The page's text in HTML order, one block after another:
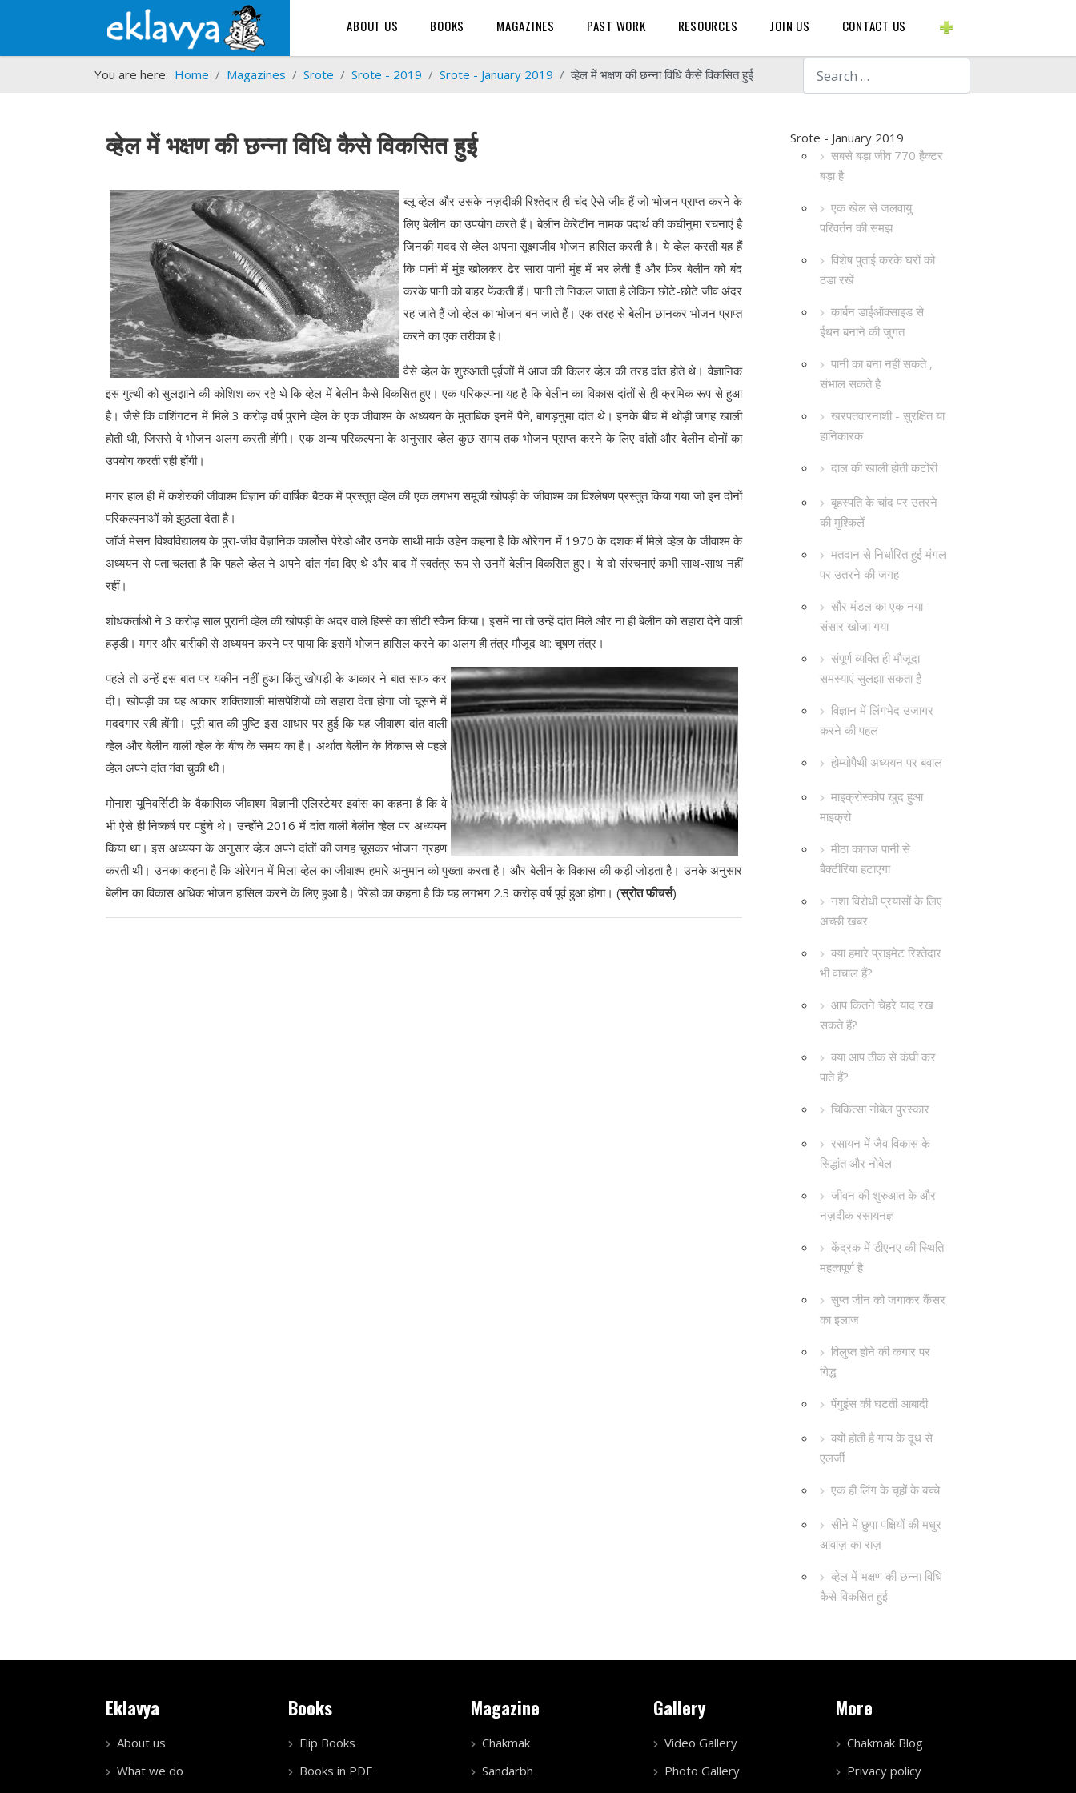
Search
ABOUT US BOOKS MAGAZINES PAST WORK RESOURCES JOIN US CONTACT US
You are here: Home Magazines Srote Srote - 2019 Srote - January 2019 व्हेल में भक्षण की छन्ना विधि कैसे विकसित हुई
Srote - January 2019
सबसे बड़ा जीव 770 हैक्टर
बड़ा है
एक खेल से जलवायु
परिवर्तन की समझ
विशेष पुताई करके घरों को
ठंडा रखें
कार्बन डाईऑक्साइड से
ईधन बनाने की जुगत
पानी का बना नहीं सकते ,
संभाल सकते है
खरपतवारनाशी - सुरक्षित या
हानिकारक
दाल की खाली होती कटोरी
बृहस्पति के चांद पर उतरने
की मुश्किलें
मतदान से निर्धारित हुई मंगल
पर उतरने की जगह
सौर मंडल का एक नया
संसार खोजा गया
संपूर्ण व्यक्ति ही मौजूदा
समस्याएं सुलझा सकता है
विज्ञान में लिंगभेद उजागर
करने की पहल
होम्योपैथी अध्ययन पर बवाल
माइक्रोस्कोप खुद हुआ
माइक्रो
मीठा कागज पानी से
बैक्टीरिया हटाएगा
नशा विरोधी प्रयासों के लिए
अच्छी खबर
क्या हमारे प्राइमेट रिश्तेदार
भी वाचाल हैं?
आप कितने चेहरे याद रख
सकते हैं?
क्या आप ठीक से कंघी कर
पाते हैं?
चिकित्सा नोबेल पुरस्कार
रसायन में जैव विकास के
सिद्धांत और नोबेल
जीवन की शुरुआत के और
नज़दीक रसायनज्ञ
केंद्रक में डीएनए की स्थिति
महत्वपूर्ण है
सुप्त जीन को जगाकर कैंसर
का इलाज
विलुप्त होने की कगार पर
गिद्ध
पेंगुइंस की घटती आबादी
क्यों होती है गाय के दूध से
एलर्जी
एक ही लिंग के चूहों के बच्चे
सीने में छुपा पक्षियों की मधुर
आवाज़ का राज़
व्हेल में भक्षण की छन्ना विधि
कैसे विकसित हुई
व्हेल में भक्षण की छन्ना विधि कैसे विकसित हुई
ब्लू व्हेल और उसके नज़दीकी रिश्तेदार ही चंद ऐसे जीव हैं जो भोजन प्राप्त करने के
लिए बेलीन का उपयोग करते हैं। बेलीन केरेटीन नामक पदार्थ की कंघीनुमा रचनाएं है
जिनकी मदद से व्हेल अपना सूक्ष्मजीव भोजन हासिल करती है। ये व्हेल करती यह हैं
कि पानी में मुंह खोलकर ढेर सारा पानी मुंह में भर लेती हैं और फिर बेलीन को बंद
करके पानी को बाहर फेंकती हैं। पानी तो निकल जाता है लेकिन छोटे-छोटे जीव अंदर
रह जाते हैं जो व्हेल का भोजन बन जाते हैं। एक तरह से बेलीन छानकर भोजन प्राप्त
करने का एक तरीका है।
वैसे व्हेल के शुरुआती पूर्वजों में आज की किलर व्हेल की तरह दांत होते थे। वैज्ञानिक
इस गुत्थी को सुलझाने की कोशिश कर रहे थे कि व्हेल में बेलीन कैसे विकसित हुए। एक परिकल्पना यह है कि बेलीन का विकास दांतों से ही क्रमिक रूप से हुआ
है। जैसे कि वाशिंगटन में मिले 3 करोड़ वर्ष पुराने व्हेल के एक जीवाश्म के अध्ययन के मुताबिक इनमें पैने, बागड़नुमा दांत थे। इनके बीच में थोड़ी जगह खाली
होती थी, जिससे वे भोजन अलग करती होंगी। एक अन्य परिकल्पना के अनुसार व्हेल कुछ समय तक भोजन प्राप्त करने के लिए दांतों और बेलीन दोनों का
उपयोग करती रही होंगी।
मगर हाल ही में कशेरुकी जीवाश्म विज्ञान की वार्षिक बैठक में प्रस्तुत व्हेल की एक लगभग समूची खोपड़ी के जीवाश्म का विश्लेषण प्रस्तुत किया गया जो इन दोनों
परिकल्पनाओं को झुठला देता है।
जॉर्ज मेसन विश्वविद्यालय के पुरा-जीव वैज्ञानिक कार्लोस पेरेडो और उनके साथी मार्क उहेन कहना है कि ओरेगन में 1970 के दशक में मिले व्हेल के जीवाश्म के
अध्ययन से पता चलता है कि पहले व्हेल ने अपने दांत गंवा दिए थे और बाद में स्वतंत्र रूप से उनमें बेलीन विकसित हुए। ये दो संरचनाएं कभी साथ-साथ नहीं
रहीं।
शोधकर्ताओं ने 3 करोड़ साल पुरानी व्हेल की खोपड़ी के अंदर वाले हिस्से का सीटी स्कैन किया। इसमें ना तो उन्हें दांत मिले और ना ही बेलीन को सहारा देने वाली
हड्डी। मगर और बारीकी से अध्ययन करने पर पाया कि इसमें भोजन हासिल करने का अलग ही तंत्र मौजूद था: चूषण तंत्र।
पहले तो उन्हें इस बात पर यकीन नहीं हुआ किंतु खोपड़ी के आकार ने बात साफ कर
दी। खोपड़ी का यह आकार शक्तिशाली मांसपेशियों को सहारा देता होगा जो चूसने में
मददगार रही होंगी। पूरी बात की पुष्टि इस आधार पर हुई कि यह जीवाश्म दांत वाली
व्हेल और बेलीन वाली व्हेल के बीच के समय का है। अर्थात बेलीन के विकास से पहले
व्हेल अपने दांत गंवा चुकी थी।
मोनाश यूनिवर्सिटी के वैकासिक जीवाश्म विज्ञानी एलिस्टेयर इवांस का कहना है कि वे
भी ऐसे ही निष्कर्ष पर पहुंचे थे। उन्होंने 2016 में दांत वाली बेलीन व्हेल पर अध्ययन
किया था। इस अध्ययन के अनुसार व्हेल अपने दांतों की जगह चूसकर भोजन ग्रहण
करती थी। उनका कहना है कि ओरेगन में मिला व्हेल का जीवाश्म हमारे अनुमान को पुख्ता करता है। और बेलीन के विकास की कड़ी जोड़ता है। उनके अनुसार
बेलीन का विकास अधिक भोजन हासिल करने के लिए हुआ है। पेरेडो का कहना है कि यह लगभग 2.3 करोड़ वर्ष पूर्व हुआ होगा। (स्रोत फीचर्स)
Eklavya
About us
What we do
Books
Flip Books
Books in PDF
Magazine
Chakmak
Sandarbh
Gallery
Video Gallery
Photo Gallery
More
Chakmak Blog
Privacy policy